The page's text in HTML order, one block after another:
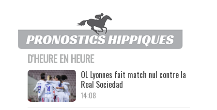
D'HEURE EN HEURE
OL Lyonnes fait match nul contre la
Real Sociedad
14:08